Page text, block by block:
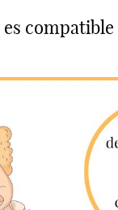
compatible